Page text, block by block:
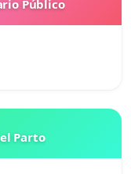
Público
Parto